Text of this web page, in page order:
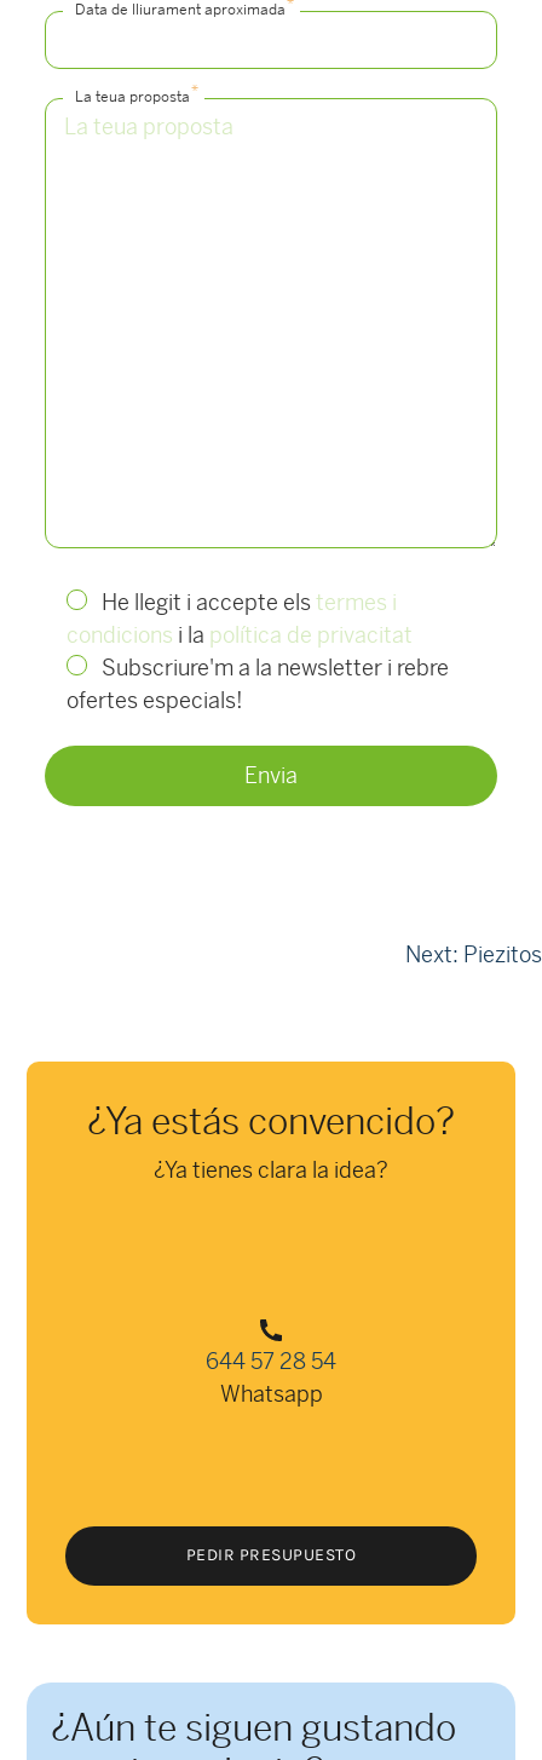
Data de lliurament aproximada*
La teua proposta*
He llegit i accepte elstermes i
condicions i la política de privacitat
Subscriure'm a la newsletter i rebre
ofertes especials!
Next: Piezitos
¿Ya estás convencido?
¿Ya tienes clara la idea?
644 57 28 54
Whatsapp
PEDIR PRESUPUESTO
PEDIR PRESUPUESTO
¿Aún te siguen gustando